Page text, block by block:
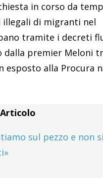
in corso da
illegali di migranti nel
tramite i decreti
dalla premier Meloni
esposto alla Procura
sul pezzo e non